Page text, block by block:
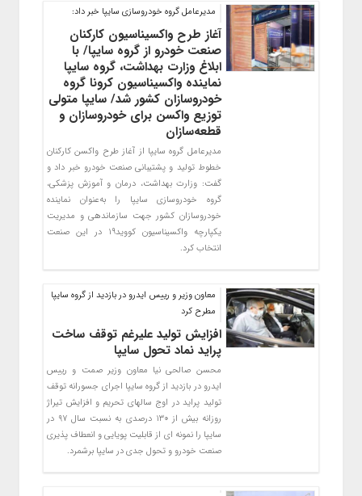
مدیرعامل گروه خودروسازی سایپا خبر داد:
آغاز طرح واکسیناسیون کارکنان
صنعت خودرو از گروه سایپا/ با
ابلاغ وزارت بهداشت، گروه سایپا
نماینده واکسیناسیون کرونا گروه
خودروسازان کشور شد/ سایپا متولی
توزیع واکسن برای خودروسازان و
قطعه‌سازان
مدیرعامل گروه سایپا از آغاز طرح واکسن کارکنان
خطوط تولید و پشتیبانی صنعت خودرو خبر داد و
گفت: وزارت بهداشت، درمان و آموزش پزشكي،
گروه خودروسازي سايپا را به‌عنوان نماينده
خودروسازان كشور جهت سازماندهي و مديريت
يكپارچه واكسيناسيون كوويد19 در اين صنعت
انتخاب كرد.
معاون وزیر و رییس ایدرو در بازدید از گروه سایپا
مطرح کرد
افزایش تولید علیرغم توقف ساخت
پراید نماد تحول سایپا
محسن صالحی نیا معاون وزیر صمت و رییس
ایدرو در بازدید از گروه سایپا اجرای جسورانه توقف
تولید پراید در اوج سالهای تحریم و افزایش تیراژ
روزانه بیش از ۱۳۰ درصدی به نسبت سال ۹۷ در
سایپا را نمونه ای از قابلیت پویایی و انعطاف پذیری
صنعت خودرو و تحول جدی در سایپا برشمرد.